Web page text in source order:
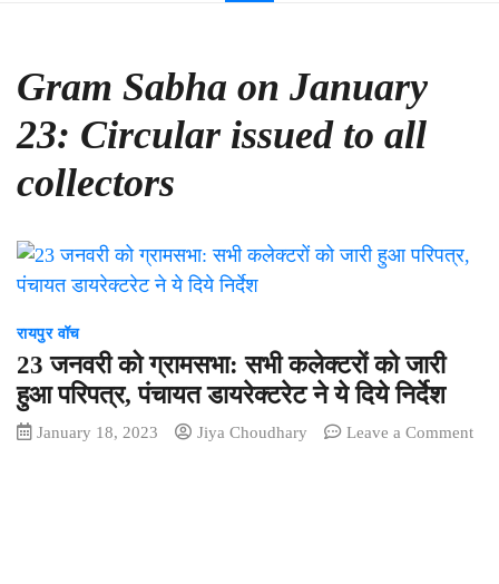
Chhattisgarh
watch
Gram Sabha on January
23: Circular issued to all
collectors
रायपुर वॉच
23 जनवरी को ग्रामसभा: सभी कलेक्टरों को जारी
हुआ परिपत्र, पंचायत डायरेक्टरेट ने ये दिये निर्देश
January 18, 2023 Jiya Choudhary
Leave a Comment